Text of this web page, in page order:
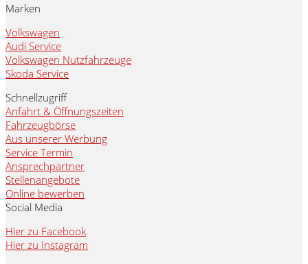
Marken
Volkswagen
Audi Service
Volkswagen Nutzfahrzeuge
Skoda Service
Schnellzugriff
Anfahrt & Öffnungszeiten
Fahrzeugbörse
Aus unserer Werbung
Service Termin
Ansprechpartner
Stellenangebote
Online bewerben
Social Media
Hier zu Facebook
Hier zu Instagram